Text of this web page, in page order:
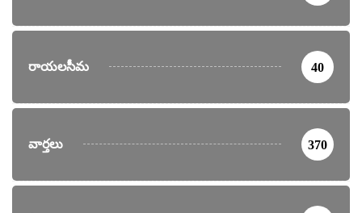
రాయలసీమ 40
వార్తలు 370